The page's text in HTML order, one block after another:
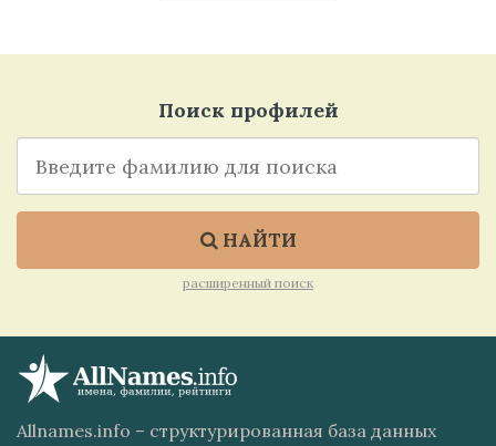
Поиск профилей
НАЙТИ
расширенный поиск
Allnames.info – структурированная база данных